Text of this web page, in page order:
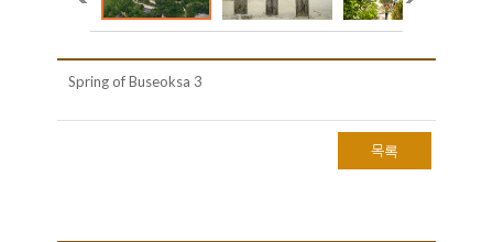
Spring of Buseoksa 3
목록